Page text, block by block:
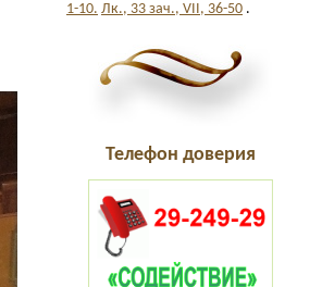
1-10. Лк., 33 зач., VII, 36-50 .
Телефон доверия